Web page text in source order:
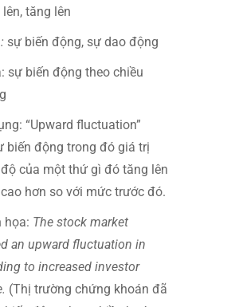
tăng lên
sự biến động, sự dao động
sự biến động theo chiều
“Upward fluctuation”
biến động trong đó giá trị
của một thứ gì đó tăng lên
hơn so với mức trước đó.
họa: The stock market
an upward fluctuation in
to increased investor
(Thị trường chứng khoán đã